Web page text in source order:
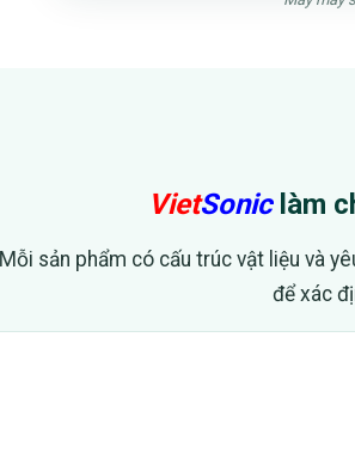
VietSoniclàm
Mỗi sản phẩm có cấu trúc vật liệu và
để xác